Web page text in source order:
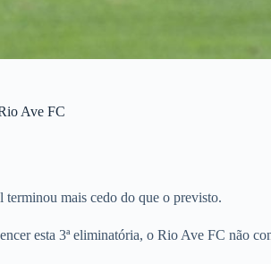
Ave FC
terminou mais cedo do que o previsto.
esta 3ª eliminatória, o Rio Ave FC não